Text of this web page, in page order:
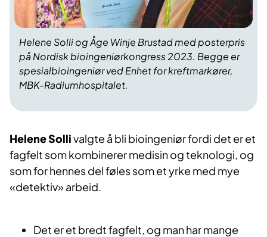
Helene Solli og Åge Winje Brustad med posterpris
på Nordisk bioingeniørkongress 2023. Begge er
spesialbioingeniør ved Enhet for kreftmarkører,
MBK-Radiumhospitalet.
Helene Sollivalgte å bli bioingeniør fordi det er et
fagfelt som kombinerer medisin og teknologi, og
som for hennes del føles som et yrke med mye
«detektiv» arbeid.
Det er et bredt fagfelt, og man har mange